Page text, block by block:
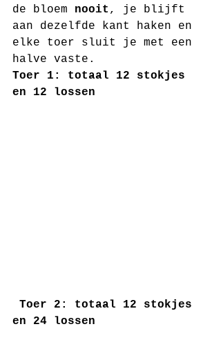
de bloem nooit , je blijft
aan dezelfde kant haken en
elke toer sluit je met een
halve vaste.
Toer 1: totaal 12 stokjes
en 12 lossen
Toer 2: totaal 12 stokjes
en 24 lossen